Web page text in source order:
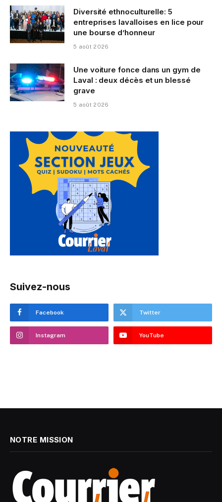
Diversité ethnoculturelle: 5
entreprises lavalloises en lice pour
une bourse d’honneur
5 août 2026
Une voiture fonce dans un gym de
Laval : deux décès et un blessé
grave
5 août 2026
Suivez-nous
Facebook Twitter
Instagram YouTube
NOTRE MISSION